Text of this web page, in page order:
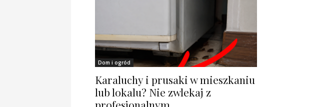
Dom i ogród
Karaluchy i prusaki w mieszkaniu
lub lokalu? Nie zwlekaj z